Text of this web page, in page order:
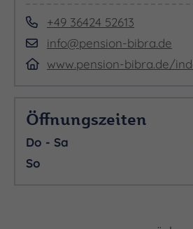
+49 36424 52613
info@pension-bibra.de
www.pension-bibra.de/
Öffnungszeiten
Do - Sa
So